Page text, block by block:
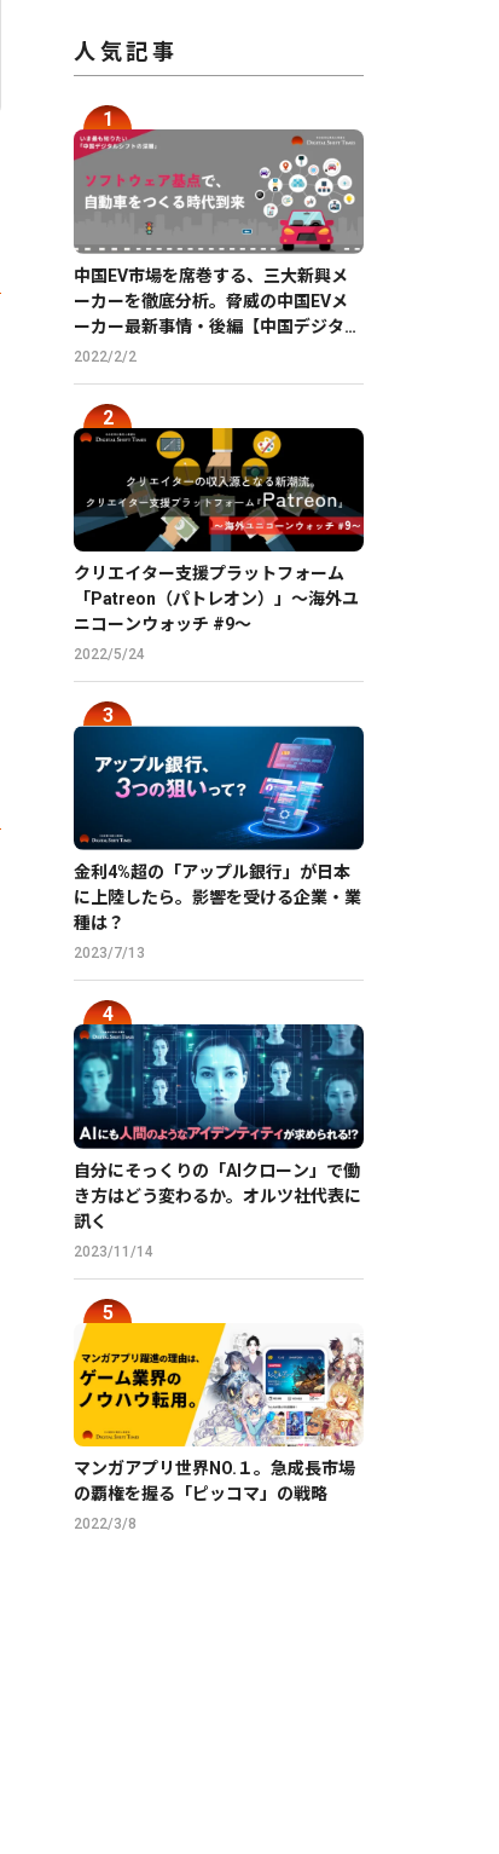
人気記事
中国EV市場を席巻する、三大新興メ
ーカーを徹底分析。脅威の中国EVメ
ーカー最新事情・後編【中国デジタル
企業最前線】
2022/2/2
クリエイター支援プラットフォーム
「Patreon（パトレオン）」〜海外ユ
ニコーンウォッチ #9〜
2022/5/24
金利4%超の「アップル銀行」が日本
に上陸したら。影響を受ける企業・業
種は？
2023/7/13
自分にそっくりの「AIクローン」で働
き方はどう変わるか。オルツ社代表に
訊く
2023/11/14
マンガアプリ世界NO.１。急成長市場
の覇権を握る「ピッコマ」の戦略
2022/3/8